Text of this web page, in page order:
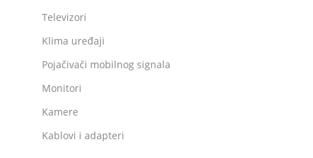
Televizori
Klima uređaji
Pojačivači mobilnog signala
Monitori
Kamere
Kablovi i adapteri